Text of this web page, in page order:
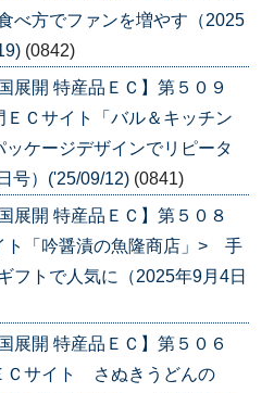
べ方でファンを増やす（2025
(0842)
展開 特産品ＥＣ】第５０９
Ｃサイト「バル＆キッチン
ケージデザインでリピータ
号）('25/09/12) (0841)
展開 特産品ＥＣ】第５０８
「吟醤漬の魚隆商店」> 手
フトで人気に（2025年9月4日
展開 特産品ＥＣ】第５０６
サイト さぬきうどんの